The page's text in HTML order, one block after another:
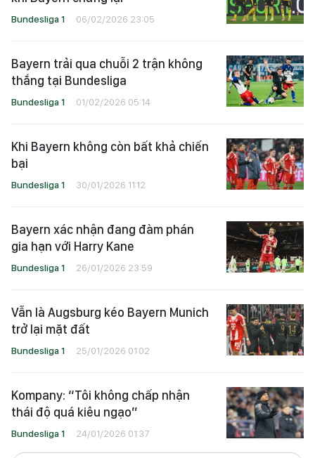
Bundesliga 1 06/02/2026 23:05
Bayern trải qua chuỗi 2 trận không
thắng tại Bundesliga
Bundesliga 1 01/02/2026 05:14
Khi Bayern không còn bất khả chiến
bại
Bundesliga 1 30/01/2026 11:12
Bayern xác nhận đang đàm phán
gia hạn với Harry Kane
Bundesliga 1 26/01/2026 23:59
Vẫn là Augsburg kéo Bayern Munich
trở lại mặt đất
Bundesliga 1 25/01/2026 01:02
Kompany: “Tôi không chấp nhận
thái độ quá kiêu ngạo”
Bundesliga 1 24/01/2026 01:37